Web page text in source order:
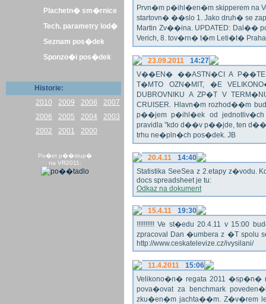
Plachetn� sm�rnice
Tech. parametry lod�
Seznam pos�dek
Sponzo�i pos�dek
Historie:
2010
2009 2008
2007
2006
2005 2004
2003
2002
2001 2000
Po�et p��stup�
na VR2011:
Prvn�m p�ihl�en�m skipperem na
startovn� ��slo 1. Jako druh� se
Martin Zv��ina. UPDATED: Dal��
Verich, 8. tov�rn� t�m Leti�t� Praha
23.09.2011
14:27
V��EN� ��ASTN�CI A
T�MTO OZN�MIT, �E
DUBROVNIKU A ZP�T V
CRUISER. Hlavn�m rozhod��m
p��jem p�ihl�ek od
pravidla "kdo d��v p��jde, ten
trhu ne�pln�ch pos�dek. JB
20.4.11
14:40
Statistika SeeSea z 2.etapy z�vodu.
docs spreadsheet je tu:
Odkaz na dokument
15.4.11
19:30
!!!!!!!!!! Ve st�edu 20.4.11 v 15:00
zpracoval Dan �umbera z �T spolu
http://www.ceskatelevize.cz/ivysilani/
11.4.2011
15:06
Velikono�n� regata 2011 �sp�n�
pova�ovat za benchmark
zku�en�m jachta��m. Z�v�rem